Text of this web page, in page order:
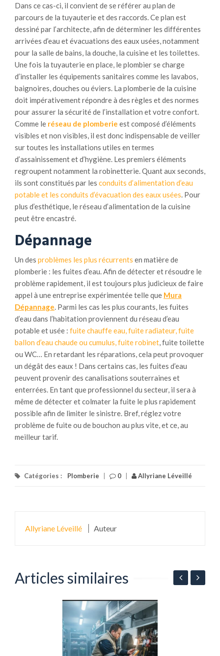
Dans ce cas-ci, il convient de se référer au plan de
parcours de la tuyauterie et des raccords. Ce plan est
dessiné par l’architecte, afin de déterminer les différentes
arrivées d’eau et évacuations des eaux usées, notamment
pour la salle de bains, la douche, la cuisine et les toilettes.
Une fois la tuyauterie en place, le plombier se charge
d’installer les équipements sanitaires comme les lavabos,
baignoires, douches ou éviers. La plomberie de la cuisine
doit impérativement répondre à des règles et des normes
pour assurer la sécurité de l’installation et votre confort.
Comme le réseau de plomberie est composé d’éléments
visibles et non visibles, il est donc indispensable de veiller
sur toutes les installations utiles en termes
d’assainissement et d’hygiène. Les premiers éléments
regroupent notamment la robinetterie. Quant aux seconds,
ils sont constitués par les conduits d’alimentation d’eau
potable et les conduits d’évacuation des eaux usées. Pour
plus d’esthétique, le réseau d’alimentation de la cuisine
peut être encastré.
Dépannage
Un des problèmes les plus récurrents en matière de
plomberie : les fuites d’eau. Afin de détecter et résoudre le
problème rapidement, il est toujours plus judicieux de faire
appel à une entreprise expérimentée telle que Mura
Dépannage. Parmi les cas les plus courants, les fuites
d’eau dans l’habitation proviennent du réseau d’eau
potable et usée : fuite chauffe eau, fuite radiateur, fuite
ballon d’eau chaude ou cumulus, fuite robinet, fuite toilette
ou WC… En retardant les réparations, cela peut provoquer
un dégât des eaux ! Dans certains cas, les fuites d’eau
peuvent provenir des canalisations souterraines et
enterrées. En tant que professionnel du secteur, il sera à
même de détecter et colmater la fuite le plus rapidement
possible afin de limiter le sinistre. Bref, réglez votre
problème de fuite ou de bouchon au plus vite, et ce, au
meilleur tarif.
Catégories : Plomberie 0 Allyriane Léveillé
Allyriane Léveillé Auteur
Articles similaires